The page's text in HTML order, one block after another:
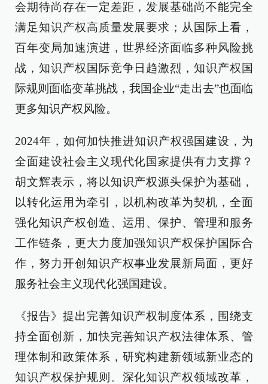
会期待尚存在一定差距，发展基础尚不能完全
满足知识产权高质量发展要求；从国际上看，
百年变局加速演进，世界经济面临多种风险挑
战，知识产权国际竞争日趋激烈，知识产权国
际规则面临变革挑战，我国企业“走出去”也面临
更多知识产权风险。
2024年，如何加快推进知识产权强国建设，为
全面建设社会主义现代化国家提供有力支撑？
胡文辉表示，将以知识产权源头保护为基础，
以转化运用为牵引，以机构改革为契机，全面
强化知识产权创造、运用、保护、管理和服务
工作链条，更大力度加强知识产权保护国际合
作，努力开创知识产权事业发展新局面，更好
服务社会主义现代化强国建设。
《报告》提出完善知识产权制度体系，围绕支
持全面创新，加快完善知识产权法律体系、管
理体制和政策体系，研究构建新领域新业态的
知识产权保护规则。深化知识产权领域改革，